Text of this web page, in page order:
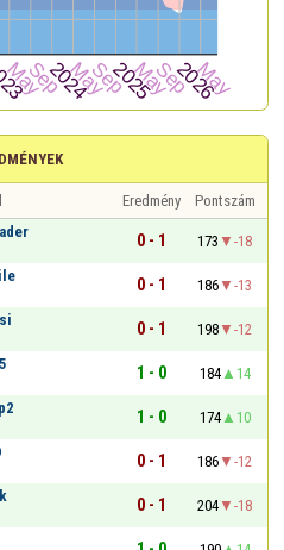
Eredmény
Pontszám
0 - 1 173
-18
0 - 1 186
-13
0 - 1 198
-12
1 - 0 184
14
1 - 0 174
10
0 - 1 186
-12
0 - 1 204
-18